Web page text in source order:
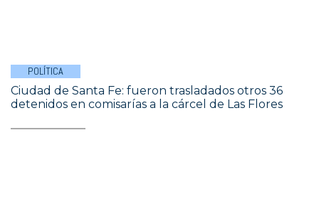
POLÍTICA
Ciudad de Santa Fe: fueron trasladados otros 36
detenidos en comisarías a la cárcel de Las Flores